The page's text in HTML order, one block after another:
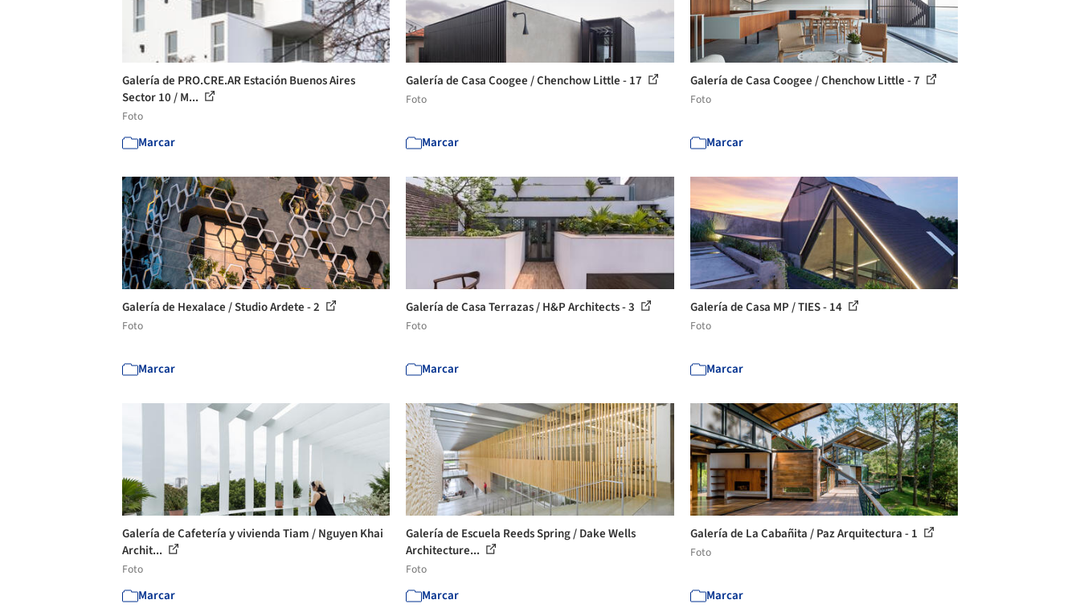
Galería de PRO.CRE.AR Estación Buenos Aires
Sector 10 / M...
Foto
Marcar
Galería de Casa Coogee / Chenchow Little - 17
Foto
Marcar
Galería de Casa Coogee / Chenchow Little - 7
Foto
Marcar
Galería de Hexalace / Studio Ardete - 2
Foto
Marcar
Galería de Casa Terrazas / H&P Architects - 3
Foto
Marcar
Galería de Casa MP / TIES - 14
Foto
Marcar
Galería de Cafetería y vivienda Tiam / Nguyen Khai
Archit...
Foto
Marcar
Galería de Escuela Reeds Spring / Dake Wells
Architecture...
Foto
Marcar
Galería de La Cabañita / Paz Arquitectura - 1
Foto
Marcar